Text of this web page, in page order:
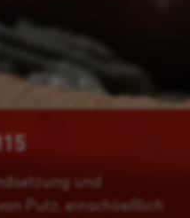
und
Putz, einschließlich